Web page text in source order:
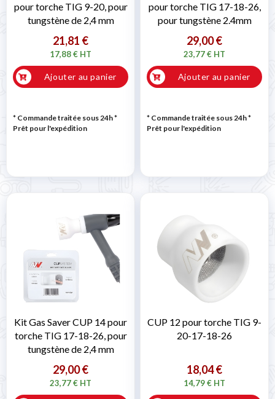
pour torche TIG 9-20, pour
tungstène de 2,4 mm
21,81 €
17,88 € HT
Ajouter au panier
* Commande traitée sous 24h*
Prêt pour l'expédition
pour torche TIG 17-18-26,
pour tungstène 2.4mm
29,00 €
23,77 € HT
Ajouter au panier
* Commande traitée sous 24h*
Prêt pour l'expédition
Kit Gas Saver CUP 14 pour
torche TIG 17-18-26, pour
tungstène de 2,4 mm
29,00 €
23,77 € HT
CUP 12 pour torche TIG 9-
20-17-18-26
18,04 €
14,79 € HT